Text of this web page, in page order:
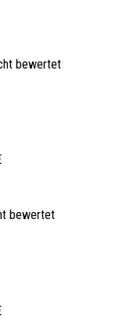
bewertet
bewertet